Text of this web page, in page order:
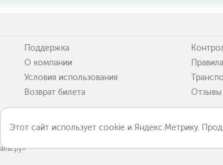
Этот сайт использует cookie и Яндекс.Метрику.
Поддержка
О компании
Условия использования
Возврат билета
Отзывы